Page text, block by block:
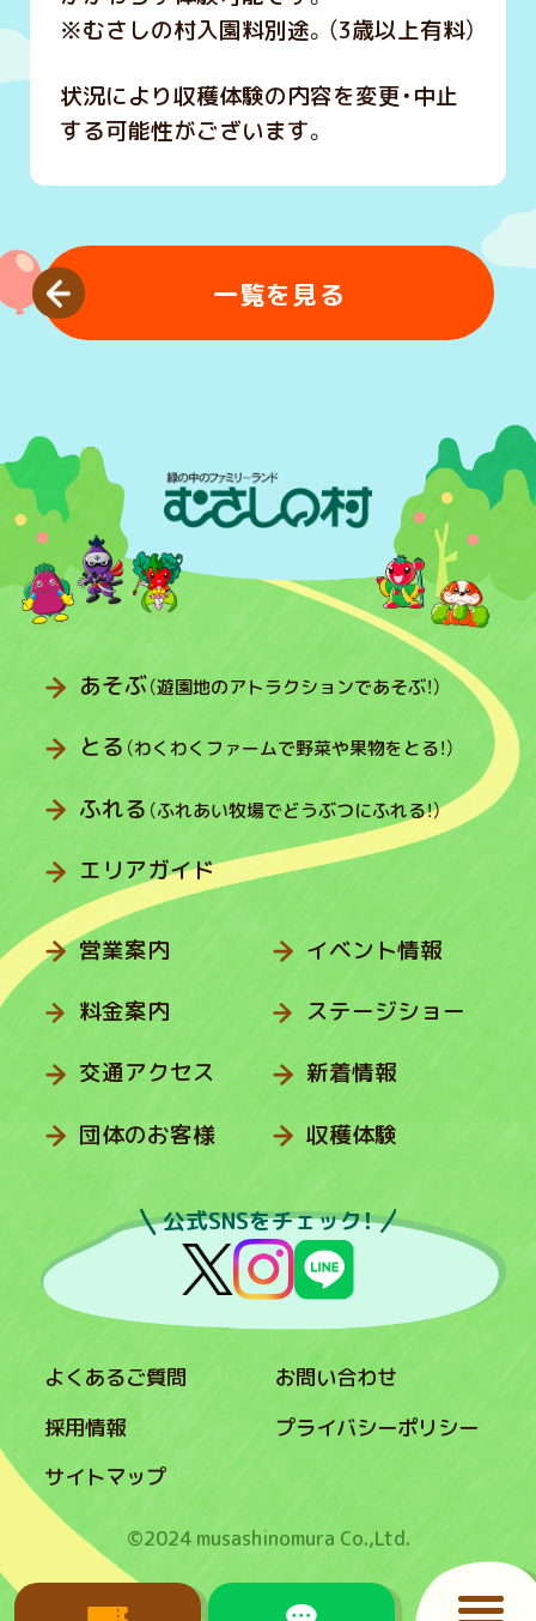
※むさしの村入園料別途。（3歳以上有料）
状況により収穫体験の内容を変更・中止
する可能性がございます。
一覧を見る
あそぶ（遊園地のアトラクションであそぶ！）
とる （わくわくファームで野菜や果物をとる！）
ふれる （ふれあい牧場でどうぶつにふれる！）
エリアガイド
営業案内
料金案内
交通アクセス
団体のお客様
イベント情報
ステージショー
新着情報
収穫体験
公式SNSをチェック！
よくあるご質問
お問い合わせ
採用情報
プライバシーポリシー
サイトマップ
©2024 musashinomura Co.,Ltd.